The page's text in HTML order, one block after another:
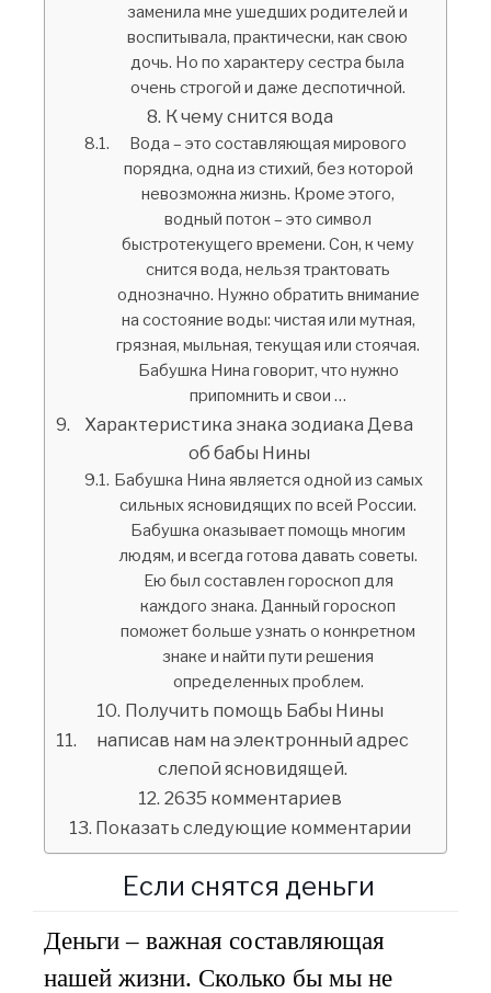
заменила мне ушедших родителей и
воспитывала, практически, как свою
дочь. Но по характеру сестра была
очень строгой и даже деспотичной.
К чему снится вода
Вода – это составляющая мирового
порядка, одна из стихий, без которой
невозможна жизнь. Кроме этого,
водный поток – это символ
быстротекущего времени. Сон, к чему
снится вода, нельзя трактовать
однозначно. Нужно обратить внимание
на состояние воды: чистая или мутная,
грязная, мыльная, текущая или стоячая.
Бабушка Нина говорит, что нужно
припомнить и свои …
Характеристика знака зодиака Дева
об бабы Нины
Бабушка Нина является одной из самых
сильных ясновидящих по всей России.
Бабушка оказывает помощь многим
людям, и всегда готова давать советы.
Ею был составлен гороскоп для
каждого знака. Данный гороскоп
поможет больше узнать о конкретном
знаке и найти пути решения
определенных проблем.
Получить помощь Бабы Нины
написав нам на электронный адрес
слепой ясновидящей.
2635 комментариев
Показать следующие комментарии
Если снятся деньги
Деньги – важная составляющая
нашей жизни. Сколько бы мы не